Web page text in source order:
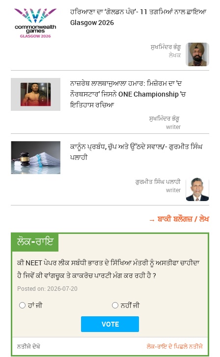
ਹਰਿਆਣਾ ਦਾ ‘ਗੋਲਡਨ ਪੰਚ’- 11 ਤਗਮਿਆਂ ਨਾਲ ਛਾਇਆ
Glasgow 2026
ਸੁਖਮਿੰਦਰ ਭੰਗੂ
ਲੇਖਕ
ਨਾਜ਼ਰੇਥ ਲਾਲਥਾਜੁਆਲਾ ਹਮਾਰ: ਮਿਜ਼ੋਰਮ ਦਾ 'ਦ
ਨੌਰਥਸਟਾਰ' ਜਿਸਨੇ ONE Championship 'ਚ
ਇਤਿਹਾਸ ਰਚਿਆ
ਸੁਖਮਿੰਦਰ ਭੰਗੂ
writer
ਕਾਨੂੰਨ ਪ੍ਰਬੰਧ, ਚੁੱਪ ਅਤੇ ਉੱਠਦੇ ਸਵਾਲ/- ਗੁਰਮੀਤ ਸਿੰਘ
ਪਲਾਹੀ
ਗੁਰਮੀਤ ਸਿੰਘ ਪਲਾਹੀ
writer
→ ਬਾਕੀ ਬਲੌਗਜ਼ / ਲੇਖ
ਲੋਕ-ਰਾਇ
ਕੀ NEET ਪੇਪਰ ਲੀਕ ਸਬੰਧੀ ਭਾਰਤ ਦੇ ਸਿੱਖਿਆ ਮੰਤਰੀ ਨੂੰ ਅਸਤੀਫਾ ਚਾਹੀਦਾ
ਹੈ ਜਿਵੇਂ ਕੀ ਵਾਂਗਚੂਕ ਤੇ ਕਾਕਰੋਚ ਪਾਰਟੀ ਮੰਗ ਕਰ ਰਹੀ ਹੈ ?
Posted on:2026-07-20
ਹਾਂ ਜੀ ਨਹੀਂ ਜੀ
ਨਤੀਜੇ ਦੇਖੋ ਲੋਕ-ਰਾਇ ਦੇ ਪਿਛਲੇ ਨਤੀਜੇ